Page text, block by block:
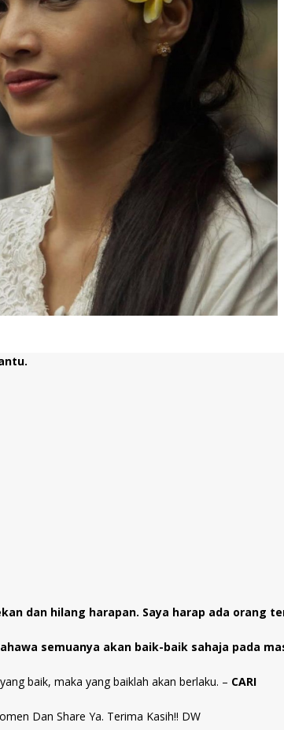
dan hilang harapan. Saya harap ada orang
semuanya akan baik-baik sahaja pada
baik, maka yang baiklah akan berlaku. – CARI
Dan Share Ya. Terima Kasih!! DW